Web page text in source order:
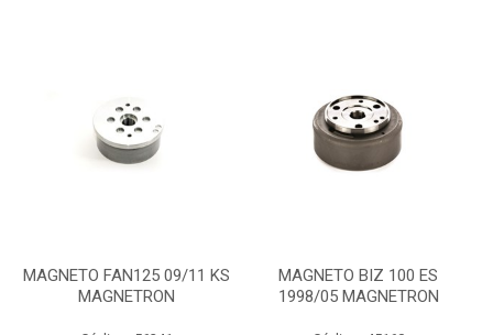
MAGNETO FAN125 09/11 KS
MAGNETRON
MAGNETO BIZ 100 ES
1998/05 MAGNETRON